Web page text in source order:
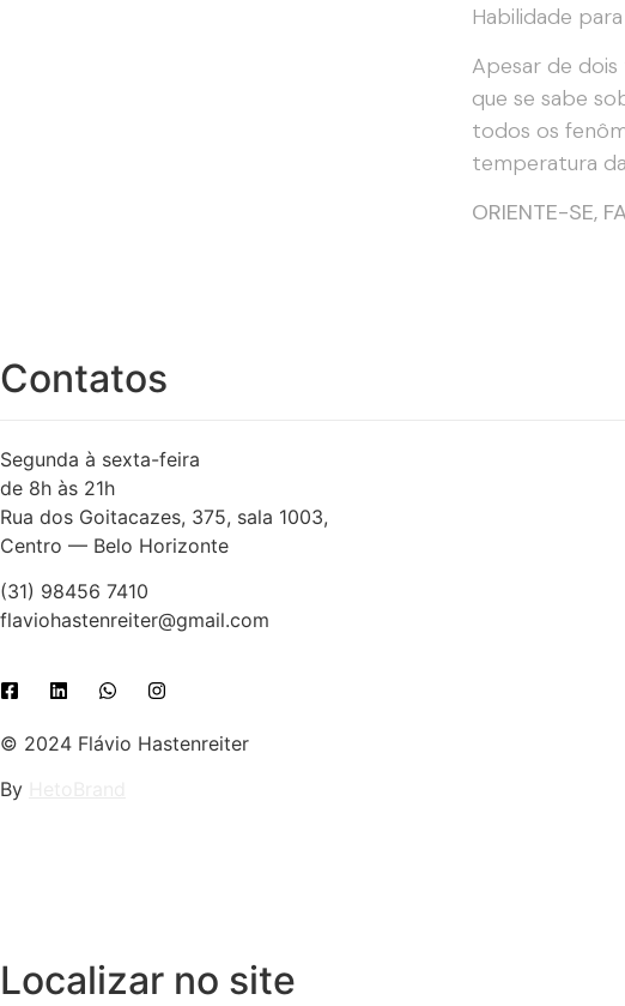
Habilidade
Apesar de
que se sabe
todos os
temperatura
ORIENTE-SE,
Contatos
Segunda à sexta-feira
de 8h às 21h
Rua dos Goitacazes, 375, sala 1003,
Centro — Belo Horizonte
(31) 98456 7410
flaviohastenreiter@gmail.com
© 2024 Flávio Hastenreiter
By
Localizar no site